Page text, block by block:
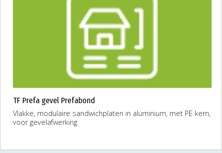
TF Prefa gevel Prefabond
Vlakke, modulaire sandwichplaten in aluminium, met PE kern,
voor gevelafwerking